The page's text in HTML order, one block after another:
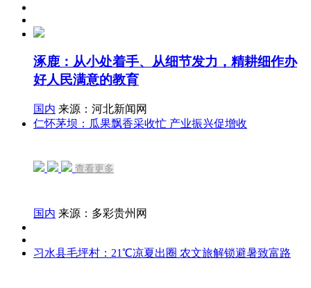
涿鹿：从小处着手、从细节发力，精耕细作办
好人民满意的教育
国内 来源：河北新闻网
仁怀茅坝：瓜果飘香采收忙 产业振兴促增收
查看更多
国内 来源：多彩贵州网
习水县毛坪村：21℃凉夏出圈 农文旅解锁避暑致富路